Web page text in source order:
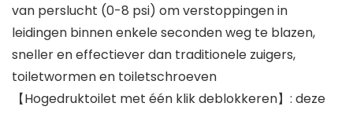
van perslucht (0-8 psi) om verstoppingen in
leidingen binnen enkele seconden weg te blazen,
sneller en effectiever dan traditionele zuigers,
toiletwormen en toiletschroeven
【Hogedruktoilet met één klik deblokkeren】: deze